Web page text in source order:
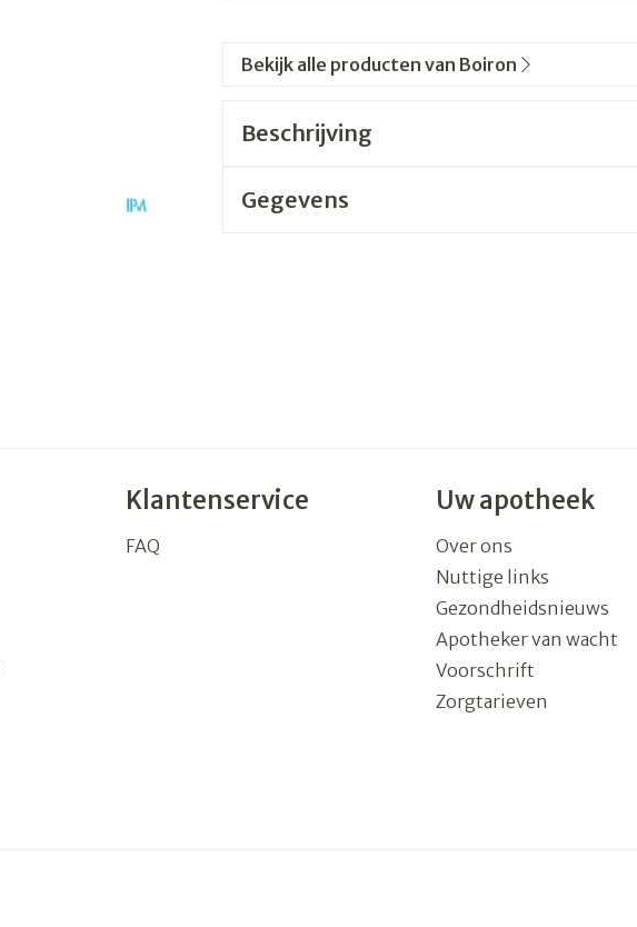
Bekijk alle producten van Boiron
Beschrijving
Gegevens
Klantenservice
FAQ
Uw apotheek
Over ons
Nuttige links
Gezondheidsnieuws
Apotheker van wacht
Voorschrift
Zorgtarieven